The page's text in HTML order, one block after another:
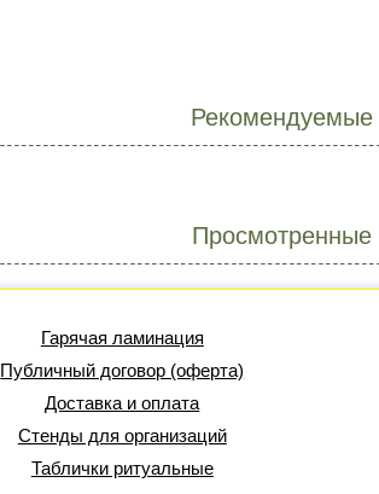
Рекомендуемые
Просмотренные
Гарячая ламинация
Публичный договор (оферта)
Доставка и оплата
Стенды для организаций
Таблички ритуальные